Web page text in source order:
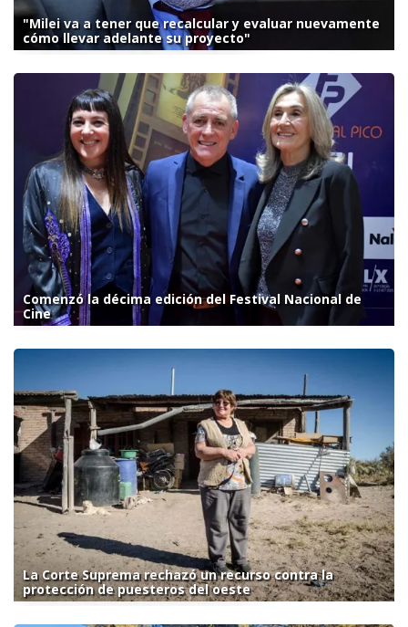
"Milei va a tener que recalcular y evaluar nuevamente
cómo llevar adelante su proyecto"
Comenzó la décima edición del Festival Nacional de
Cine
La Corte Suprema rechazó un recurso contra la
protección de puesteros del oeste